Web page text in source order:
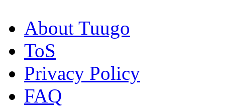
About Tuugo
ToS
Privacy Policy
FAQ